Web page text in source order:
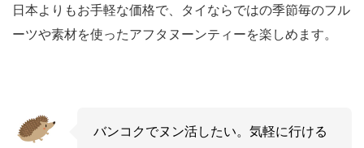
日本よりもお手軽な価格で、タイならではの季節毎のフル
ーツや素材を使ったアフタヌーンティーを楽しめます。
バンコクでヌン活したい。気軽に行ける